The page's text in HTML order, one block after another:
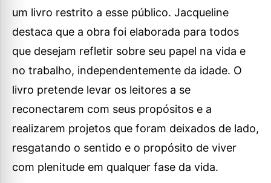
um livro restrito a esse público. Jacqueline
destaca que a obra foi elaborada para todos
que desejam refletir sobre seu papel na vida e
no trabalho, independentemente da idade. O
livro pretende levar os leitores a se
reconectarem com seus propósitos e a
realizarem projetos que foram deixados de lado,
resgatando o sentido e o propósito de viver
com plenitude em qualquer fase da vida.